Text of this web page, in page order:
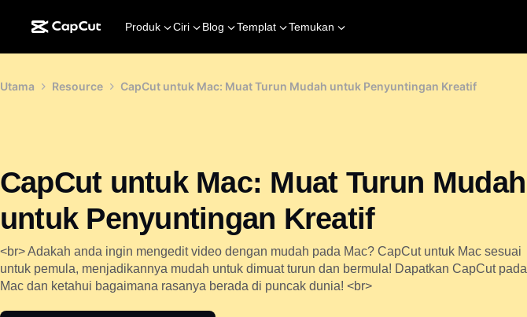
Produk Ciri Blog Templat Temukan
Utama Resource CapCut untuk Mac: Muat Turun Mudah untuk Penyuntingan Kreatif
CapCut untuk Mac: Muat Turun Mudah
untuk Penyuntingan Kreatif
<br> Adakah anda ingin mengedit video dengan mudah pada Mac? CapCut untuk Mac sesuai
untuk pemula, menjadikannya mudah untuk dimuat turun dan bermula! Dapatkan CapCut pada
Mac dan ketahui bagaimana rasanya berada di puncak dunia! <br>